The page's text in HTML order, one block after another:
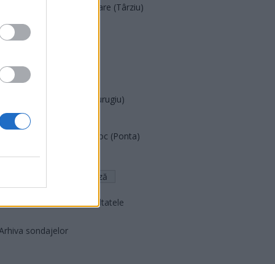
Acțiunea Conservatoare (Târziu)
PDF (Lazarus)
PUSL (D. Voiculescu)
PNCR (Terheș)
Partidul Patrioților (Surugiu)
FAR (Coarnă)
România pe Primul Loc (Ponta)
Altul
Arată rezultatele
sondajelor